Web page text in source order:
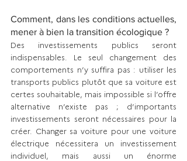
Comment, dans les conditions actuelles,
mener à bien la transition écologique ?
Des investissements publics seront
indispensables. Le seul changement des
comportements n’y suffira pas : utiliser les
transports publics plutôt que sa voiture est
certes souhaitable, mais impossible si l’offre
alternative n’existe pas ; d’importants
investissements seront nécessaires pour la
créer. Changer sa voiture pour une voiture
électrique nécessitera un investissement
individuel, mais aussi un énorme